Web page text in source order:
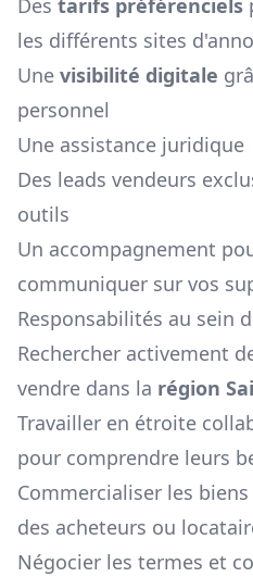
Des tarifs préférenciels
les différents sites
Une visibilité digitale
personnel
Une assistance juridique
Des leads vendeurs
outils
Un accompagnement
communiquer sur vos
Responsabilités au sein
Rechercher activement
vendre dans la région
Travailler en étroite
pour comprendre leurs
Commercialiser les
des acheteurs ou
Négocier les termes et